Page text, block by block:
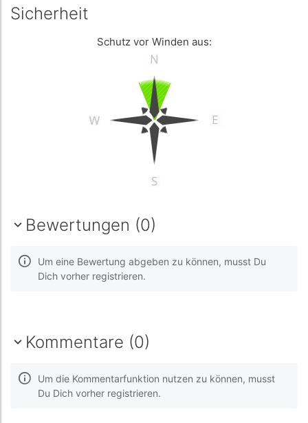
Sicherheit
Schutz vor Winden aus:
Bewertungen (0)
Um eine Bewertung abgeben zu können, musst Du
Dich vorher registrieren.
Kommentare (0)
Um die Kommentarfunktion nutzen zu können, musst
Du Dich vorher registrieren.